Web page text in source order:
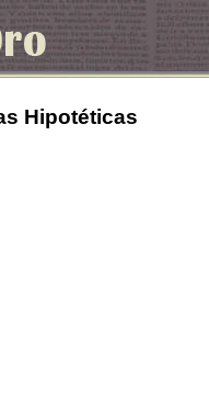
Hipotéticas